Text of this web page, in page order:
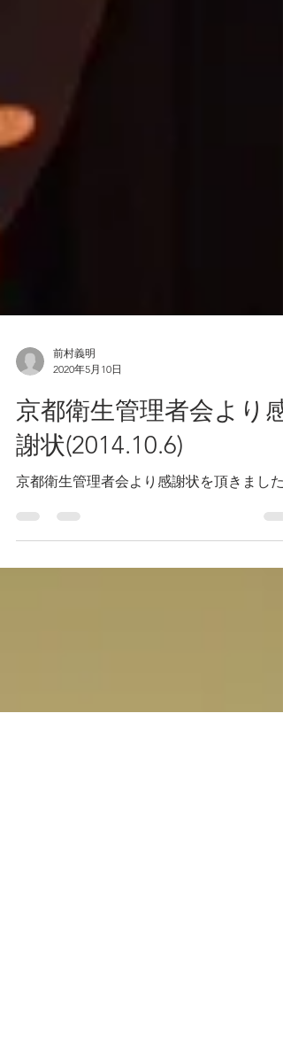
前村義明
2020年5月10日
京都衛生管理者会より感
謝状(2014.10.6)